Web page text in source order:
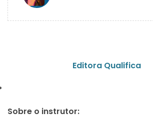
Editora Qualifica
Sobre o instrutor: